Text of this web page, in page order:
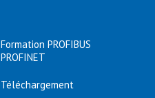
Formation PROFIBUS
PROFINET
Téléchargement